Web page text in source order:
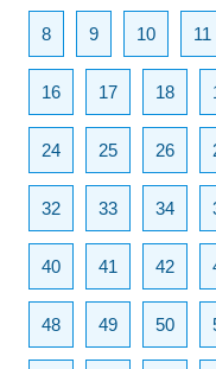
8 9 10 11
16 17 18
24 25 26
32 33 34
40 41 42
48 49 50